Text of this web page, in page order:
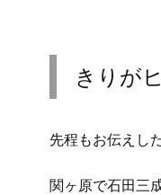
きりが
先程もお伝えし
関ヶ原で石田三